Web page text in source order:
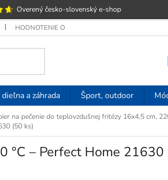
Overený česko-slovenský e‑shop
HODNOTENIE OBCHODU OBCHODNÉ
a záhrada Šport, outdoor
na pečenie do teplovzdušnej fritézy 16x4,5 cm,
(50 ks)
°C – Perfect Home 21630